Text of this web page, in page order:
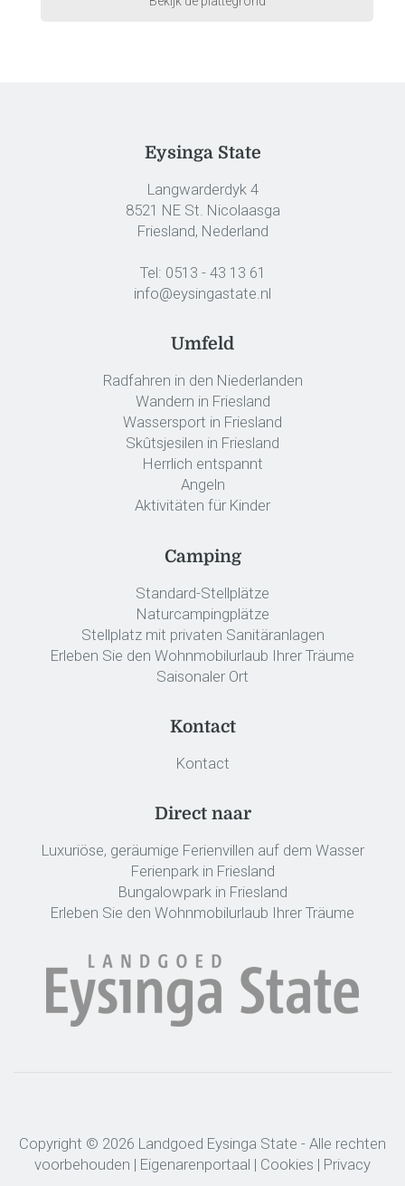
Eysinga State
Langwarderdyk 4
8521 NE St. Nicolaasga
Friesland, Nederland
Tel: 0513 - 43 13 61
info@eysingastate.nl
Umfeld
Radfahren in den Niederlanden
Wandern in Friesland
Wassersport in Friesland
Skûtsjesilen in Friesland
Herrlich entspannt
Angeln
Aktivitäten für Kinder
Camping
Standard-Stellplätze
Naturcampingplätze
Stellplatz mit privaten Sanitäranlagen
Erleben Sie den Wohnmobilurlaub Ihrer Träume
Saisonaler Ort
Kontact
Kontact
Direct naar
Luxuriöse, geräumige Ferienvillen auf dem Wasser
Ferienpark in Friesland
Bungalowpark in Friesland
Erleben Sie den Wohnmobilurlaub Ihrer Träume
Copyright © 2026 Landgoed Eysinga State - Alle rechten
voorbehouden | Eigenarenportaal | Cookies | Privacy